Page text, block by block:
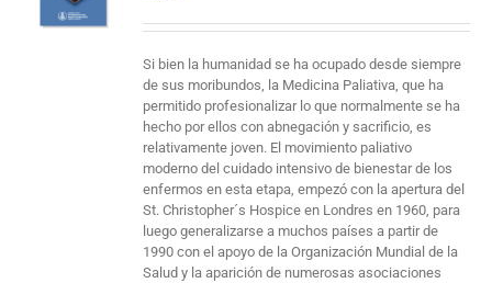
Si bien la humanidad se ha ocupado desde siempre
de sus moribundos, la Medicina Paliativa, que ha
permitido profesionalizar lo que normalmente se ha
hecho por ellos con abnegación y sacrificio, es
relativamente joven. El movimiento paliativo
moderno del cuidado intensivo de bienestar de los
enfermos en esta etapa, empezó con la apertura del
St. Christopher´s Hospice en Londres en 1960, para
luego generalizarse a muchos países a partir de
1990 con el apoyo de la Organización Mundial de la
Salud y la aparición de numerosas asociaciones